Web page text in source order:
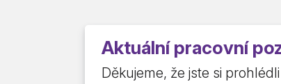
Aktuální pracovní
Děkujeme, že jste si